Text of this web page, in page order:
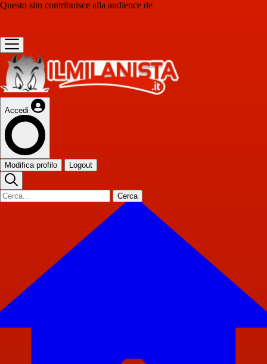
Questo sito contribuisce alla audience de
Accedi
Modifica profilo Logout
Cerca